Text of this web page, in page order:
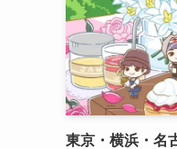
東京・横浜・名